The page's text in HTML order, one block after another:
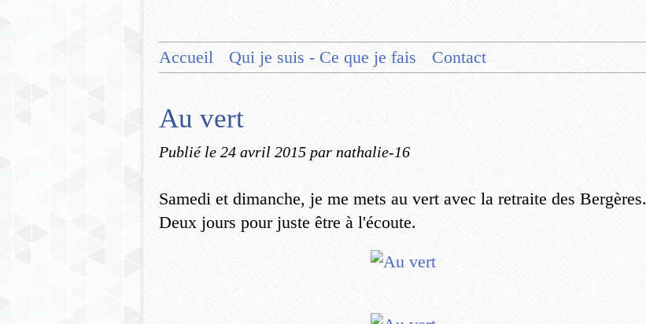
Accueil Qui je suis - Ce que je fais Contact
Au vert
Publié le 24 avril 2015 par nathalie-16
Samedi et dimanche, je me mets au vert avec la retraite des Bergères.
Deux jours pour juste être à l'écoute.